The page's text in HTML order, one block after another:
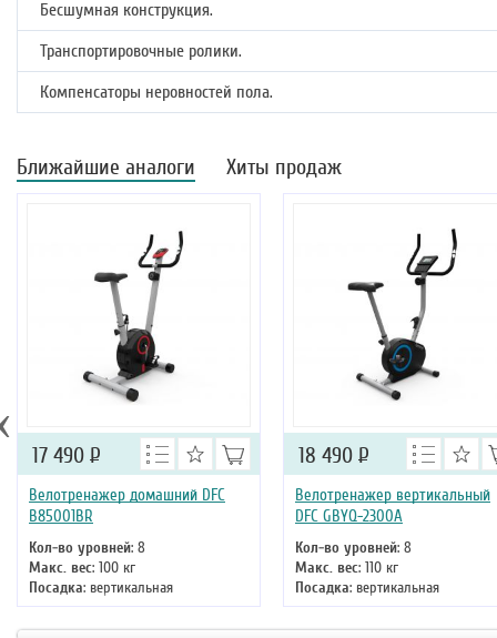
Бесшумная конструкция.
Транспортировочные ролики.
Компенсаторы неровностей пола.
Ближайшие аналоги Хиты продаж
Велотренажер домашний DFC
B85001BR
Кол-во уровней: 8
Макс. вес: 100 кг
Посадка: вертикальная
Цвет: серый
Система нагружения: магнитная
17 490 Р
Велотренажер вертикальный
DFC GBYQ-2300A
Кол-во уровней: 8
Макс. вес: 110 кг
Посадка: вертикальная
Цвет: серый
Система нагружения: магнитная
18 490 Р